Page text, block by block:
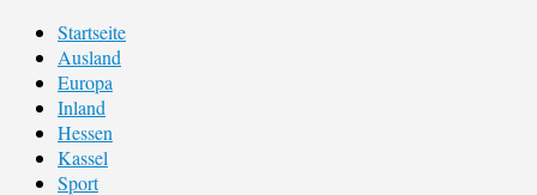
Startseite
Ausland
Europa
Inland
Hessen
Kassel
Sport